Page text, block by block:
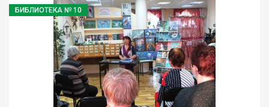
БИБЛИОТЕКА № 10